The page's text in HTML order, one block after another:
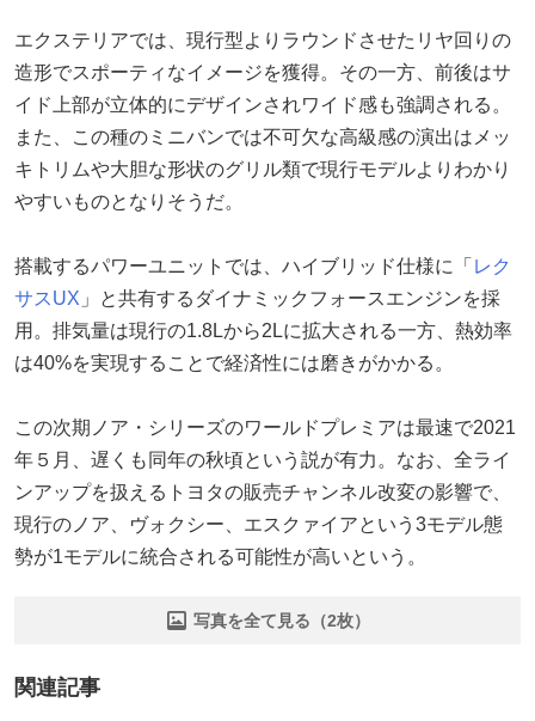
エクステリアでは、現行型よりラウンドさせたリヤ回りの
造形でスポーティなイメージを獲得。その一方、前後はサ
イド上部が立体的にデザインされワイド感も強調される。
また、この種のミニバンでは不可欠な高級感の演出はメッ
キトリムや大胆な形状のグリル類で現行モデルよりわかり
やすいものとなりそうだ。
搭載するパワーユニットでは、ハイブリッド仕様に「 レク
サスUX 」と共有するダイナミックフォースエンジンを採
用。排気量は現行の1.8Lから2Lに拡大される一方、熱効率
は40%を実現することで経済性には磨きがかかる。
この次期ノア・シリーズのワールドプレミアは最速で2021
年５月、遅くも同年の秋頃という説が有力。なお、全ライ
ンアップを扱えるトヨタの販売チャンネル改変の影響で、
現行のノア、ヴォクシー、エスクァイアという3モデル態
勢が1モデルに統合される可能性が高いという。
写真を全て見る（2枚）
関連記事